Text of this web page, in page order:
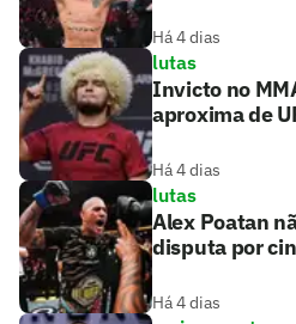
Há 4 dias
lutas
Invicto no
aproxima de
Há 4 dias
lutas
Alex Poatan
disputa por
Há 4 dias